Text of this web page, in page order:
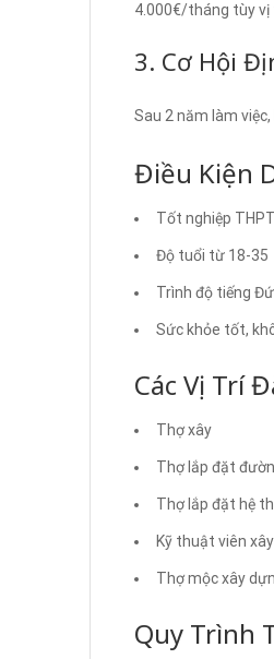
4.000€/tháng tùy vị
3. Cơ Hội
Sau 2 năm làm
Điều Kiện
Tốt nghiệp
Độ tuổi từ 18-35
Trình độ tiếng
Sức khỏe tốt,
Các Vị Trí
Thợ xây
Thợ lắp đặt
Thợ lắp đặt hệ
Kỹ thuật viên
Thợ mộc xây
Quy Trình